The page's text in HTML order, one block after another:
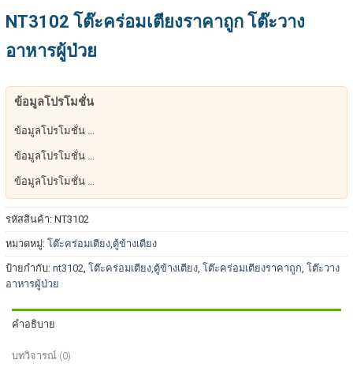
NT3102 โต๊ะคร่อมเตียงราคาถูก โต๊ะวาง
อาหารผู้ป่วย
ข้อมูลโปรโมชั่น
ข้อมูลโปรโมชั่น ...
ข้อมูลโปรโมชั่น ...
ข้อมูลโปรโมชั่น ...
รหัสสินค้า: NT3102
หมวดหมู่: โต๊ะคร่อมเตียง,ตู้ข้างเตียง
ป้ายกำกับ: nt3102, โต๊ะคร่อมเตียง,ตู้ข้างเตียง, โต๊ะคร่อมเตียงราคาถูก, โต๊ะวาง
อาหารผู้ป่วย
คำอธิบาย
บทวิจารณ์ (0)